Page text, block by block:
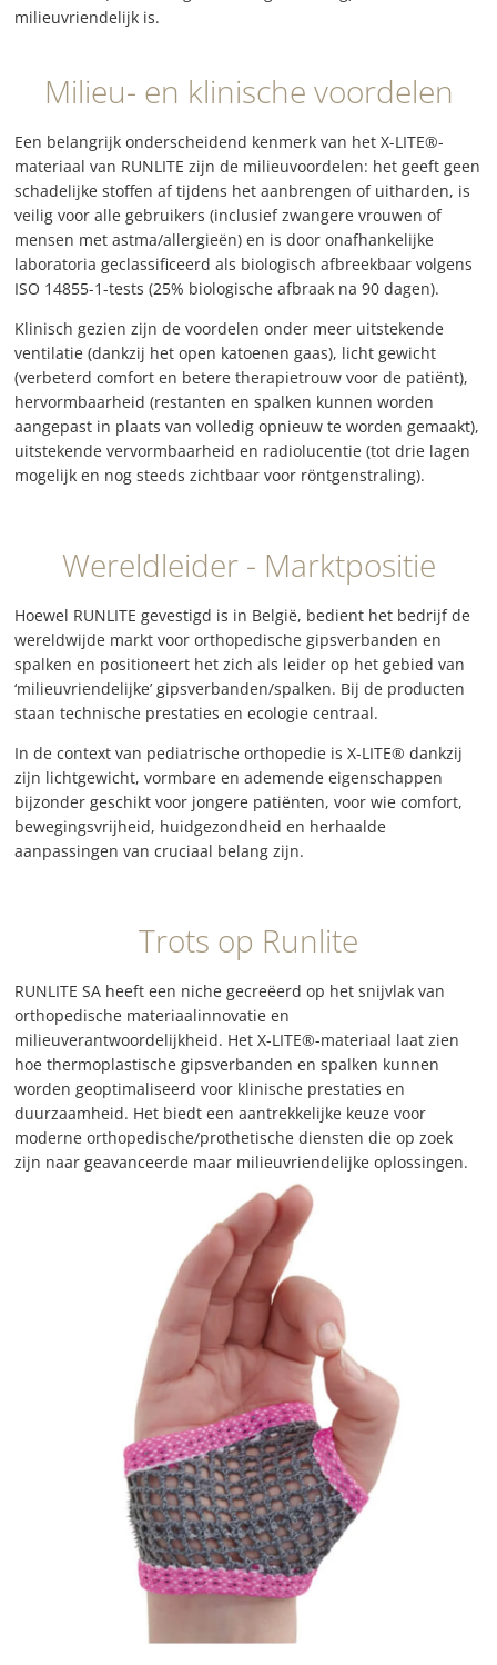
milieuvriendelijk is.
Milieu- en klinische voordelen
Een belangrijk onderscheidend kenmerk van het X-LITE®-
materiaal van RUNLITE zijn de milieuvoordelen: het geeft geen
schadelijke stoffen af tijdens het aanbrengen of uitharden, is
veilig voor alle gebruikers (inclusief zwangere vrouwen of
mensen met astma/allergieën) en is door onafhankelijke
laboratoria geclassificeerd als biologisch afbreekbaar volgens
ISO 14855-1-tests (25% biologische afbraak na 90 dagen).
Klinisch gezien zijn de voordelen onder meer uitstekende
ventilatie (dankzij het open katoenen gaas), licht gewicht
(verbeterd comfort en betere therapietrouw voor de patiënt),
hervormbaarheid (restanten en spalken kunnen worden
aangepast in plaats van volledig opnieuw te worden gemaakt),
uitstekende vervormbaarheid en radiolucentie (tot drie lagen
mogelijk en nog steeds zichtbaar voor röntgenstraling).
Wereldleider - Marktpositie
Hoewel RUNLITE gevestigd is in België, bedient het bedrijf de
wereldwijde markt voor orthopedische gipsverbanden en
spalken en positioneert het zich als leider op het gebied van
‘milieuvriendelijke’ gipsverbanden/spalken. Bij de producten
staan technische prestaties en ecologie centraal.
In de context van pediatrische orthopedie is X-LITE® dankzij
zijn lichtgewicht, vormbare en ademende eigenschappen
bijzonder geschikt voor jongere patiënten, voor wie comfort,
bewegingsvrijheid, huidgezondheid en herhaalde
aanpassingen van cruciaal belang zijn.
Trots op Runlite
RUNLITE SA heeft een niche gecreëerd op het snijvlak van
orthopedische materiaalinnovatie en
milieuverantwoordelijkheid. Het X-LITE®-materiaal laat zien
hoe thermoplastische gipsverbanden en spalken kunnen
worden geoptimaliseerd voor klinische prestaties en
duurzaamheid. Het biedt een aantrekkelijke keuze voor
moderne orthopedische/prothetische diensten die op zoek
zijn naar geavanceerde maar milieuvriendelijke oplossingen.